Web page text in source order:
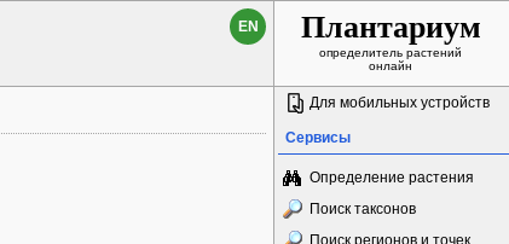
EN Плантариум
определитель растений
онлайн
Для мобильных устройств
Сервисы
Определение растения
Поиск таксонов
Поиск регионов и точек